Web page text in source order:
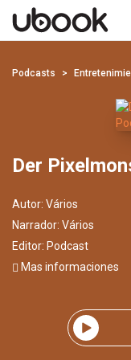
Podcasts
Der
Autor: Vários
Narrador: Vários
Editor: Podcast
Mas informaciones